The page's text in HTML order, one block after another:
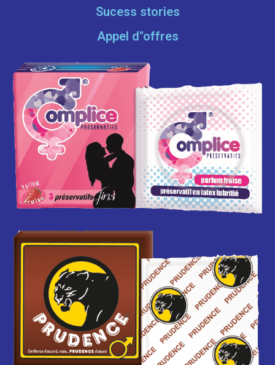
Sucess stories
Appel d''offres